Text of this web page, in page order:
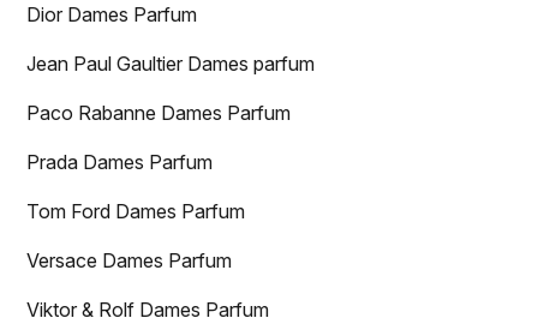
Dior Dames Parfum
Jean Paul Gaultier Dames parfum
Paco Rabanne Dames Parfum
Prada Dames Parfum
Tom Ford Dames Parfum
Versace Dames Parfum
Viktor & Rolf Dames Parfum